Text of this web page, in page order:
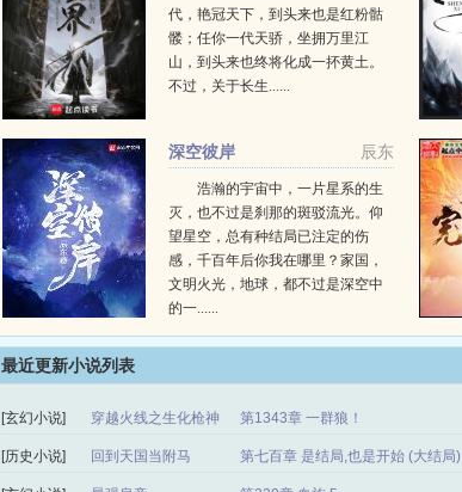
代，艳冠天下，到头来也是红粉骷
髅；任你一代天骄，坐拥万里江
山，到头来也终将化成一抔黄土。
不过，关于长生......
辰东
深空彼岸
浩瀚的宇宙中，一片星系的生
灭，也不过是刹那的斑驳流光。仰
望星空，总有种结局已注定的伤
感，千百年后你我在哪里？家国，
文明火光，地球，都不过是深空中
的一......
最近更新小说列表
[玄幻小说] 穿越火线之生化枪神 第1343章 一群狼！
[历史小说] 回到天国当附马 第七百章 是结局,也是开始 (大结局)